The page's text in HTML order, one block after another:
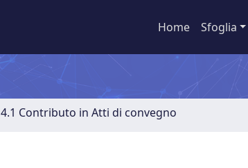
Home Sfoglia
4.1 Contributo in Atti di convegno